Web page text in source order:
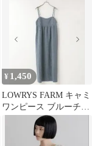
¥ 1,450
LOWRYS FARM キャミ
ワンピース ブルーチェ